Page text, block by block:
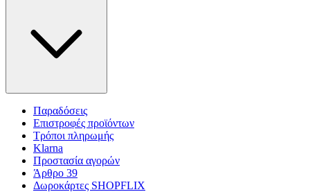
Παραδόσεις
Επιστροφές προϊόντων
Τρόποι πληρωμής
Klarna
Προστασία αγορών
Άρθρο 39
Δωροκάρτες SHOPFLIX